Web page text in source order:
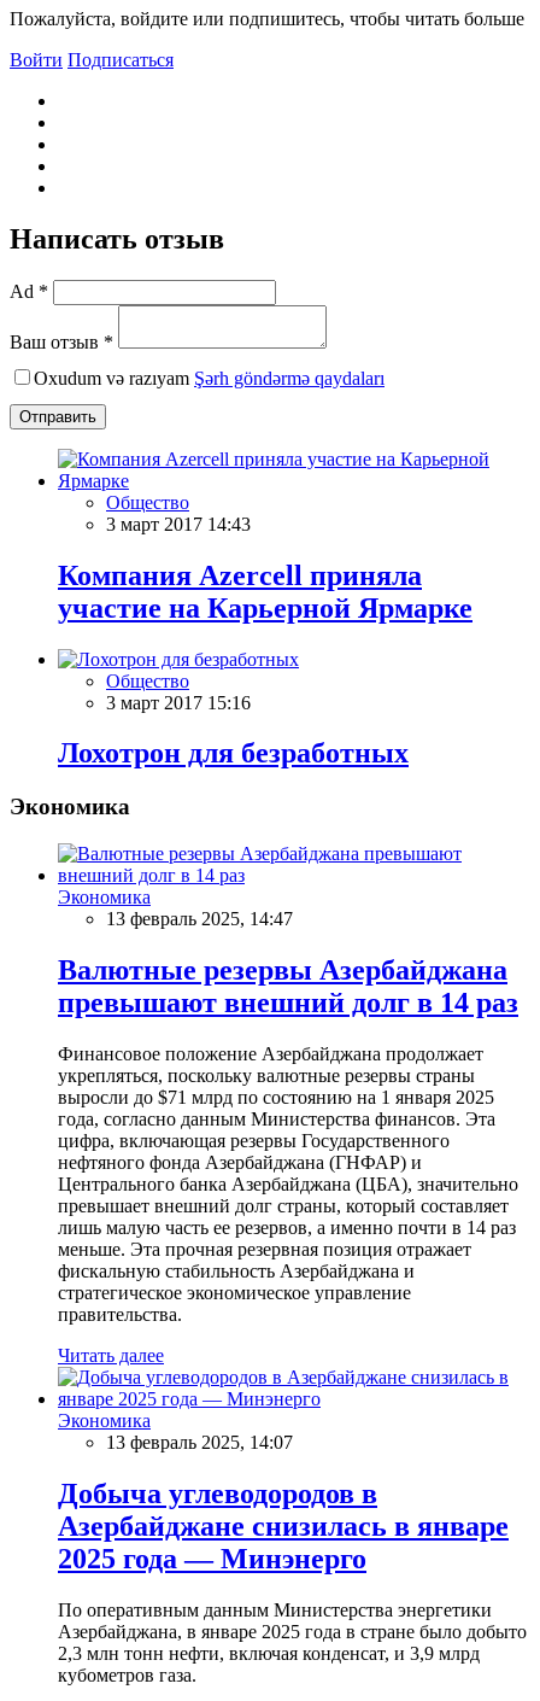
Пожалуйста, войдите или подпишитесь, чтобы читать больше
Войти Подписаться
Написать отзыв
Ad *
Ваш отзыв *
Oxudum və razıyam Şərh göndərmə qaydaları
Отправить
Общество
3 март 2017 14:43
Компания Azercell приняла
участие на Карьерной Ярмарке
Общество
3 март 2017 15:16
Лохотрон для безработных
Экономика
Экономика
13 февраль 2025, 14:47
Валютные резервы Азербайджана
превышают внешний долг в 14 раз
Финансовое положение Азербайджана продолжает
укрепляться, поскольку валютные резервы страны
выросли до $71 млрд по состоянию на 1 января 2025
года, согласно данным Министерства финансов. Эта
цифра, включающая резервы Государственного
нефтяного фонда Азербайджана (ГНФАР) и
Центрального банка Азербайджана (ЦБА), значительно
превышает внешний долг страны, который составляет
лишь малую часть ее резервов, а именно почти в 14 раз
меньше. Эта прочная резервная позиция отражает
фискальную стабильность Азербайджана и
стратегическое экономическое управление
правительства.
Читать далее
Экономика
13 февраль 2025, 14:07
Добыча углеводородов в
Азербайджане снизилась в январе
2025 года — Минэнерго
По оперативным данным Министерства энергетики
Азербайджана, в январе 2025 года в стране было добыто
2,3 млн тонн нефти, включая конденсат, и 3,9 млрд
кубометров газа.